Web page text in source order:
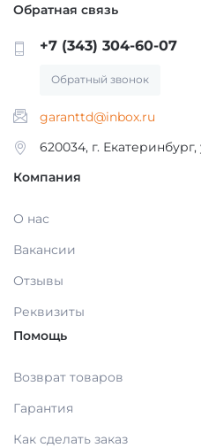
Обратная связь
+7 (343) 304-60-07
Обратный звонок
garanttd@inbox.ru
620034, г. Екатеринбург,
Компания
О нас
Вакансии
Отзывы
Реквизиты
Помощь
Возврат товаров
Гарантия
Как сделать заказ